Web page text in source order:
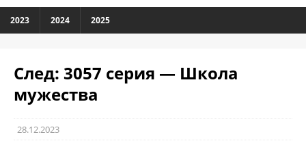
2023 2024 2025
След: 3057 серия — Школа
мужества
28.12.2023